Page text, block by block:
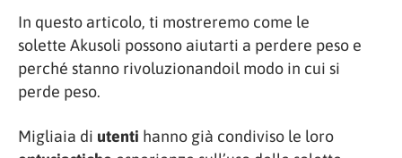
In questo articolo, ti mostreremo come le
solette Akusoli possono aiutarti a perdere peso e
perché stanno rivoluzionandoil modo in cui si
perde peso.
Migliaia di utenti hanno già condiviso le loro